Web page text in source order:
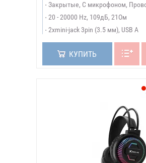
Закрытые, С микрофоном,
20 - 20000 Hz, 109дБ, 21Ом
2xmini-jack 3pin (3.5 мм), USB A
КУПИТЬ